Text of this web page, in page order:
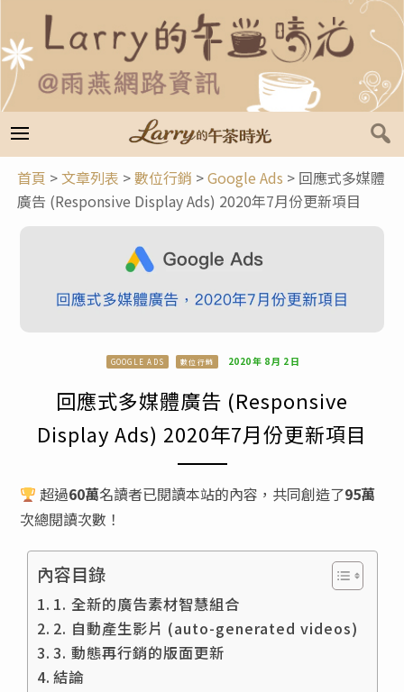
至
主
要
內
容
首頁 >文章列表 >數位行銷 >Google Ads > 回應式多媒體
廣告 (Responsive Display Ads) 2020年7月份更新項目
GOOGLE ADS 數位行銷 2020 年 8 月 2 日
回應式多媒體廣告 (Responsive
Display Ads) 2020年7月份更新項目
超過60萬名讀者已閱讀本站的內容，共同創造了95萬
次總閱讀次數！
內容目錄
1. 全新的廣告素材智慧組合
2. 自動產生影片 (auto-generated videos)
3. 動態再行銷的版面更新
結論